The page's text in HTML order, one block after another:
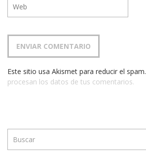
Este sitio usa Akismet para reducir el spam.
procesan los datos de tus comentarios.